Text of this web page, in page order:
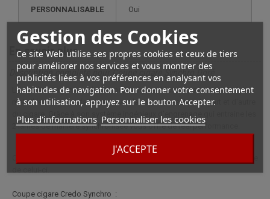
Gestion des Cookies
Ce site Web utilise ses propres cookies et ceux de tiers
pour améliorer nos services et vous montrer des
publicités liées à vos préférences en analysant vos
habitudes de navigation. Pour donner votre consentement
à son utilisation, appuyez sur le bouton Accepter.
Plus d'informations Personnaliser les cookies
J'ACCEPTE
PERSONNALISABLE oui
En savoir plus
Description complète pour Coupe cigare Synchro Doré
Le système ingénieux de ce coupe cigare n'écrase pas votre module
mais il le coupe parfaitement avec la même pression de part et d'autre
du cigare. Grâce à son système ingénieux d'engrenage qui entraine les
2 lames de manière synchronisée vous offre de réel performance.
Ce coupe cigare est doté d’un bouton pression qui sécurise l'ouverture
Coupe cigare Credo Synchro :